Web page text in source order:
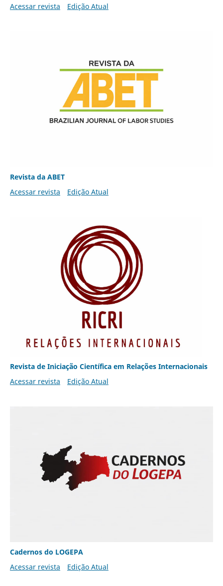
Acessar revista Edição Atual
Revista da ABET
Acessar revista
Edição Atual
Revista de Iniciação Científica em Relações Internacionais
Acessar revista
Edição Atual
Cadernos do LOGEPA
Acessar revista
Edição Atual